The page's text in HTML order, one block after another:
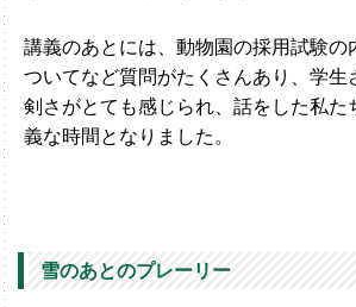
講義のあとには、動物園の採用試験の
ついてなど質問がたくさんあり、学生
剣さがとても感じられ、話をした私た
義な時間となりました。
雪のあとのプレーリー